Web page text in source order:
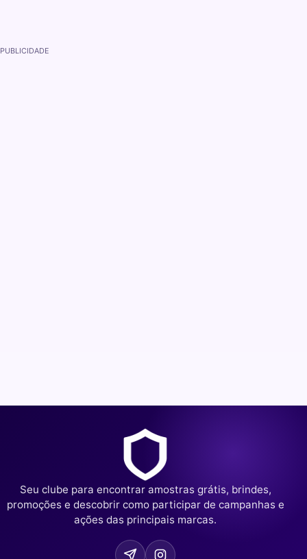
PUBLICIDADE
Seu clube para encontrar amostras grátis, brindes,
promoções e descobrir como participar de campanhas e
ações das principais marcas.